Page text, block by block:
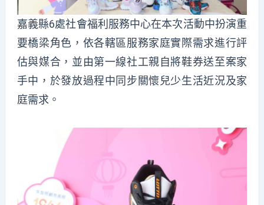
嘉義縣6處社會福利服務中心在本次活動中扮演重
要橋梁角色，依各轄區服務家庭實際需求進行評
估與媒合，並由第一線社工親自將鞋券送至案家
手中，於發放過程中同步關懷兒少生活近況及家
庭需求。